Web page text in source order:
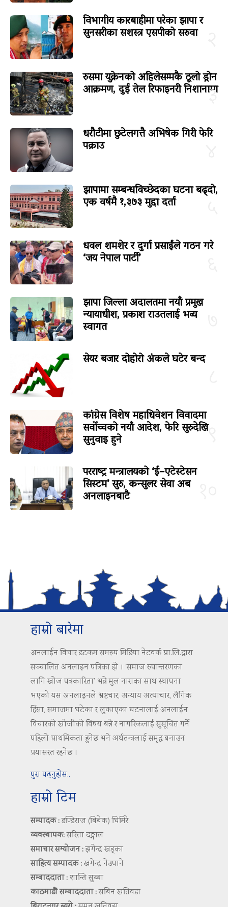
विभागीय कारबाहीमा परेका झापा र
सुनसरीका सशस्त्र एसपीको सरुवा
३
रुसमा युक्रेनको अहिलेसम्मकै ठूलो ड्रोन
आक्रमण, दुई तेल रिफाइनरी निशानामा
धरौटीमा छुटेलगत्तै अभिषेक गिरी फेरि
पक्राउ
झापामा सम्बन्धविच्छेदका घटना बढ्दो,
एक वर्षमै १,३७३ मुद्दा दर्ता
धवल शमशेर र दुर्गा प्रसाईंले गठन गरे
‘जय नेपाल पार्टी’
झापा जिल्ला अदालतमा नयाँ प्रमुख
न्यायाधीश, प्रकाश राउतलाई भव्य
स्वागत
सेयर बजार दोहोरो अंकले घटेर बन्द
९
कांग्रेस विशेष महाधिवेशन विवादमा
सर्वोच्चको नयाँ आदेश, फेरि सुरुदेखि
सुनुवाइ हुने
परराष्ट्र मन्त्रालयको ‘ई–एटेस्टेसन
सिस्टम’ सुरु, कन्सुलर सेवा अब
अनलाइनबाटै
हाम्रो बारेमा
अनलाईन विचार डटकम समरुप मिडिया नेटवर्क प्रा.लि.द्वारा
सञ्चालित अनलाइन पत्रिका हो । ‘समाज रुपान्तरणका
लागि खोज पत्रकारिता’ भन्ने मुल नाराका साथ स्थापना
भएको यस अनलाइनले भ्रष्टचार, अन्याय अत्याचार, लैंगिक
हिंसा, समाजमा घटेका र लुकाएका घटनालाई अनलाईन
विचारको खोजीको विषय बन्ने र नागरिकलाई सुसूचित गर्ने
पहिलो प्राथमिकता हुनेछ भने अर्थतन्त्रलाई समृद्ध बनाउन
प्रयासरत रहनेछ ।
पुरा पढ्नुहोस..
हाम्रो टिम
सम्पादक :डण्डिराज (बिबेक) घिमिरे
व्यवस्थापक:सरिता दङ्गाल
समाचार सम्योजन :झगेन्द्र खड्का
साहित्य सम्पादक :खगेन्द्र नेउपाने
सम्बाददाता :शान्ति सुब्बा
काठमाडौं सम्बाददाता :सबिन खतिवडा